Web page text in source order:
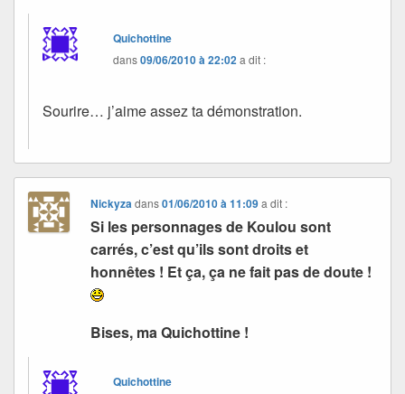
Quichottine
dans09/06/2010 à 22:02a dit :
Sourire… j’aime assez ta démonstration.
Nickyzadans01/06/2010 à 11:09 a dit :
Si les personnages de Koulou sont
carrés, c’est qu’ils sont droits et
honnêtes ! Et ça, ça ne fait pas de doute !
Bises, ma Quichottine !
Quichottine